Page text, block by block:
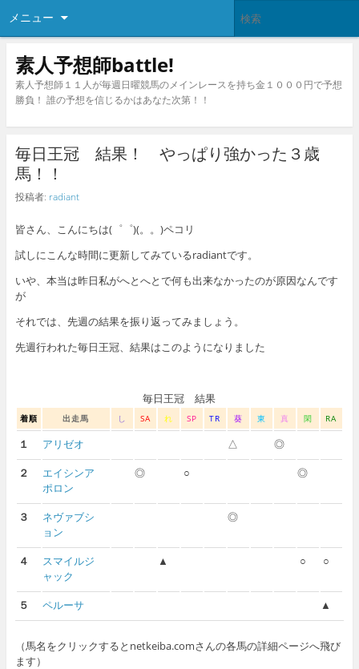
メニュー
素人予想師battle!
素人予想師１１人が毎週日曜競馬のメインレースを持ち金１０００円で予想
勝負！ 誰の予想を信じるかはあなた次第！！
毎日王冠 結果！ やっぱり強かった３歳
馬！！
投稿者: radiant
皆さん、こんにちは(゜゜)(。。)ペコリ
試しにこんな時間に更新してみているradiantです。
いや、本当は昨日私がへとへとで何も出来なかったのが原因なんです
が
それでは、先週の結果を振り返ってみましょう。
先週行われた毎日王冠、結果はこのようになりました
毎日王冠 結果
着順 出走馬 し SA れ SP TR 葵 東 真 閑 RA
１ アリゼオ △
◎
２
エイシンア
ポロン
◎ ○ ◎
３
ネヴァブシ
ョン
◎
４
スマイルジ
ャック
▲ ○ ○
５ ペルーサ ▲
（馬名をクリックするとnetkeiba.comさんの各馬の詳細ページへ飛び
ます）